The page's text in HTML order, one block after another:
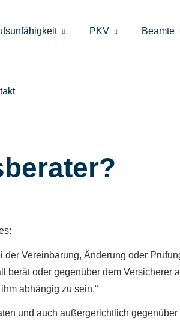
PKV Beamte
Vereinbarung, Änderung oder
oder gegenüber dem Versicherer
abhängig zu sein.“
und auch außergerichtlich